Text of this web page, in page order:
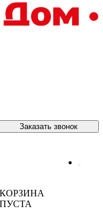
Заказать звонок
КОРЗИНА
ПУСТА